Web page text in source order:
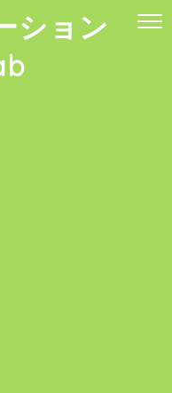
ション